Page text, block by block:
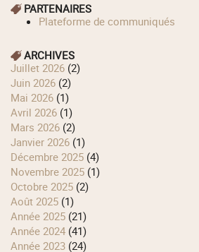
PARTENAIRES
Plateforme de communiqués
ARCHIVES
juillet 2026 (2)
juin 2026 (2)
mai 2026 (1)
avril 2026 (1)
mars 2026 (2)
janvier 2026 (1)
décembre 2025 (4)
novembre 2025 (1)
octobre 2025 (2)
août 2025 (1)
année 2025 (21)
année 2024 (41)
année 2023 (24)